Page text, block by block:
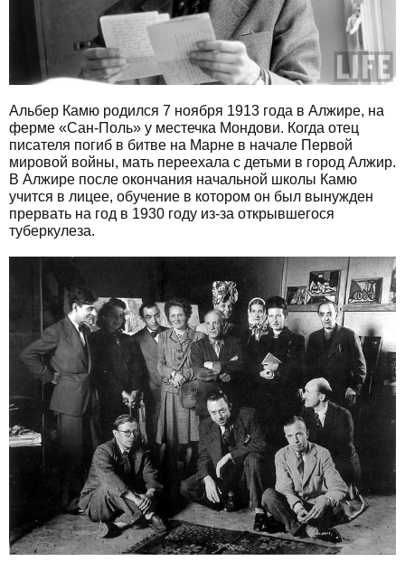
Альбер Камю родился 7 ноября 1913 года в Алжире, на
ферме «Сан-Поль» у местечка Мондови. Когда отец
писателя погиб в битве на Марне в начале Первой
мировой войны, мать переехала с детьми в город Алжир.
В Алжире после окончания начальной школы Камю
учится в лицее, обучение в котором он был вынужден
прервать на год в 1930 году из-за открывшегося
туберкулеза.